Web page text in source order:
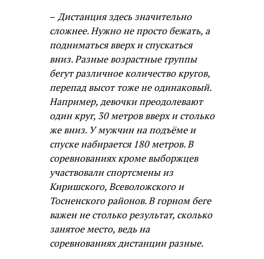
– Дистанция здесь значительно
сложнее. Нужно не просто бежать, а
подниматься вверх и спускаться
вниз. Разные возрастные группы
бегут различное количество кругов,
перепад высот тоже не одинаковый.
Например, девочки преодолевают
один круг, 30 метров вверх и столько
же вниз. У мужчин на подъёме и
спуске набирается 180 метров. В
соревнованиях кроме выборжцев
участвовали спортсмены из
Киришского, Всеволожского и
Тосненского районов. В горном беге
важен не столько результат, сколько
занятое место, ведь на
соревнованиях дистанции разные.